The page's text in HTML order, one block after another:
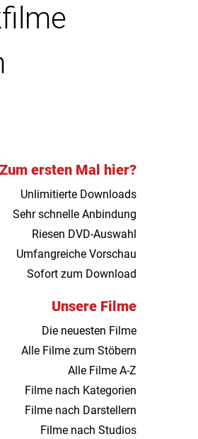
Zum ersten Mal hier?
Unlimitierte Downloads
Sehr schnelle Anbindung
Riesen DVD-Auswahl
Umfangreiche Vorschau
Sofort zum Download
Unsere Filme
Die neuesten Filme
Alle Filme zum Stöbern
Alle Filme A-Z
Filme nach Kategorien
Filme nach Darstellern
Filme nach Studios